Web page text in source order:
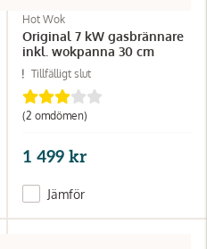
Hot Wok
Original 7 kW gasbrännare
inkl. wokpanna 30 cm
Tillfälligt slut
(2 omdömen)
1 499 kr
Jämför